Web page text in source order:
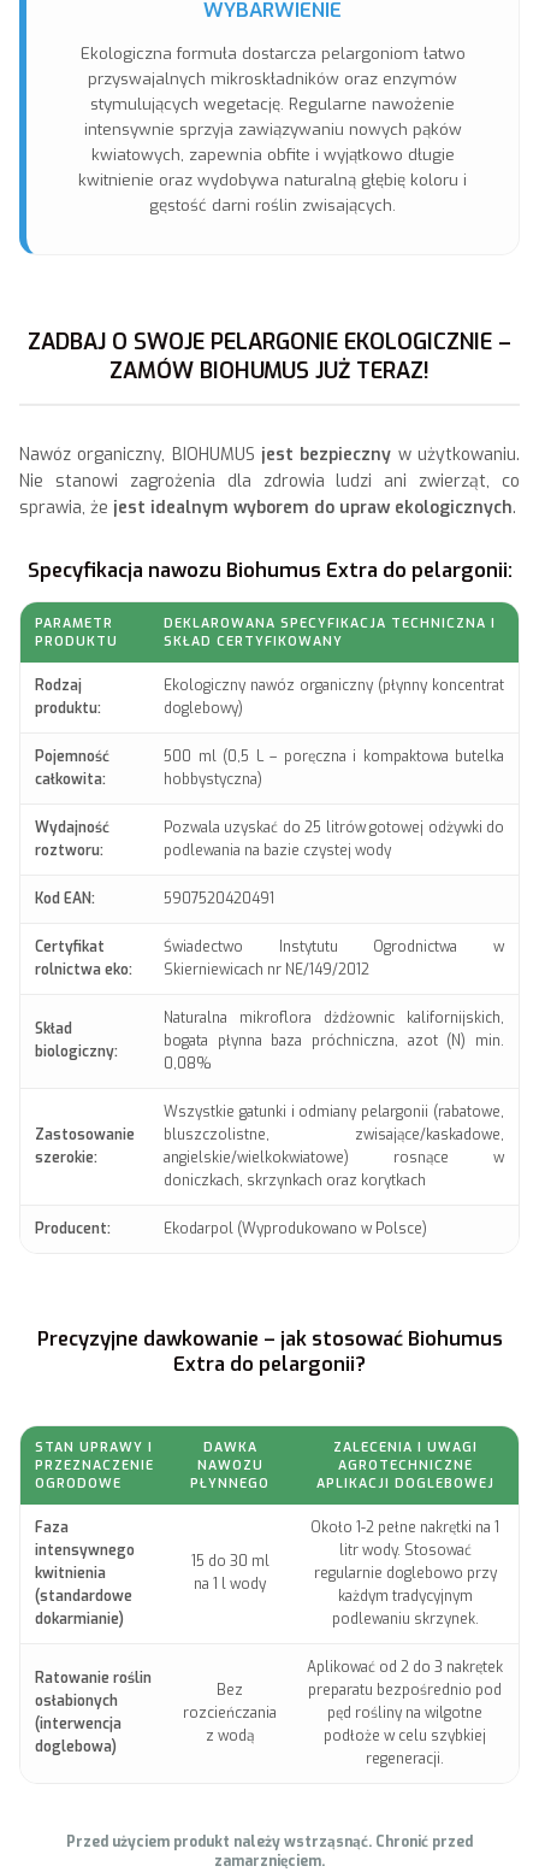
WYBARWIENIE
Ekologiczna formuła dostarcza pelargoniom łatwo
przyswajalnych mikroskładników oraz enzymów
stymulujących wegetację. Regularne nawożenie
intensywnie sprzyja zawiązywaniu nowych pąków
kwiatowych, zapewnia obfite i wyjątkowo długie
kwitnienie oraz wydobywa naturalną głębię koloru i
gęstość darni roślin zwisających.
ZADBAJ O SWOJE PELARGONIE EKOLOGICZNIE –
ZAMÓW BIOHUMUS JUŻ TERAZ!
Nawóz organiczny, BIOHUMUS jest bezpieczny w użytkowaniu.
Nie stanowi zagrożenia dla zdrowia ludzi ani zwierząt, co
sprawia, że jest idealnym wyborem do upraw ekologicznych.
Specyfikacja nawozu Biohumus Extra do pelargonii:
PARAMETR
PRODUKTU
DEKLAROWANA SPECYFIKACJA TECHNICZNA I
SKŁAD CERTYFIKOWANY
Rodzaj
produktu:
Ekologiczny nawóz organiczny (płynny koncentrat
doglebowy)
Pojemność
całkowita:
500 ml (0,5 L – poręczna i kompaktowa butelka
hobbystyczna)
Wydajność
roztworu:
Pozwala uzyskać do 25 litrów gotowej odżywki do
podlewania na bazie czystej wody
Kod EAN: 5907520420491
Certyfikat
rolnictwa eko:
Świadectwo Instytutu Ogrodnictwa w
Skierniewicach nr NE/149/2012
Skład
biologiczny:
Naturalna mikroflora dżdżownic kalifornijskich,
bogata płynna baza próchniczna, azot (N) min.
0,08%
Zastosowanie
szerokie:
Wszystkie gatunki i odmiany pelargonii (rabatowe,
bluszczolistne, zwisające/kaskadowe,
angielskie/wielkokwiatowe) rosnące w
doniczkach, skrzynkach oraz korytkach
Producent: Ekodarpol (Wyprodukowano w Polsce)
Precyzyjne dawkowanie – jak stosować Biohumus
Extra do pelargonii?
STAN UPRAWY I
PRZEZNACZENIE
OGRODOWE
DAWKA
NAWOZU
PŁYNNEGO
ZALECENIA I UWAGI
AGROTECHNICZNE
APLIKACJI DOGLEBOWEJ
Faza
intensywnego
kwitnienia
(standardowe
dokarmianie)
15 do 30 ml
na 1 l wody
Około 1-2 pełne nakrętki na 1
litr wody. Stosować
regularnie doglebowo przy
każdym tradycyjnym
podlewaniu skrzynek.
Ratowanie roślin
osłabionych
(interwencja
doglebowa)
Bez
rozcieńczania
z wodą
Aplikować od 2 do 3 nakrętek
preparatu bezpośrednio pod
pęd rośliny na wilgotne
podłoże w celu szybkiej
regeneracji.
Przed użyciem produkt należy wstrząsnąć. Chronić przed
zamarznięciem.